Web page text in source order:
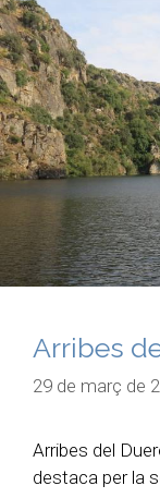
Arribes
29 de març de
Arribes del
destaca per la